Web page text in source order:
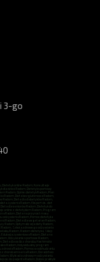
online Radom, Konsultacje
dla dzieci Radom, Dietetyk sportowy
Radom, Opinie dietetyk Radom, Plan
Radom, Dieta bezglutenowa Radom,
Radom, Dieta dla diabetyków Radom,
żywienia Radom, Ekspert ds. diet
dla seniorów Radom, Dietetyk do
online z dietetykiem Radom, Program
Radom, Dieta na przyrost masy
odżywienia Radom, Pomoc dietetyka
Radom, Dieta dla wegetarian Radom,
Radom, Optymalizacja diety Radom,
Radom, Szkoła zdrowego odżywiania
Radom, Radom dietetyka, Sklep
żywieniowa Radom, Dieta na
Odżywianie sportowe Radom,
Dieta dla osób z chorobą Hashimoto
Radom, Indywidualny program
Radom, Pomoc w odchudzaniu
z chorobami serca Radom, Doradztwo
Wykład o zdrowym odżywianiu
do pacjenta Radom, Dobre praktyki
3-go